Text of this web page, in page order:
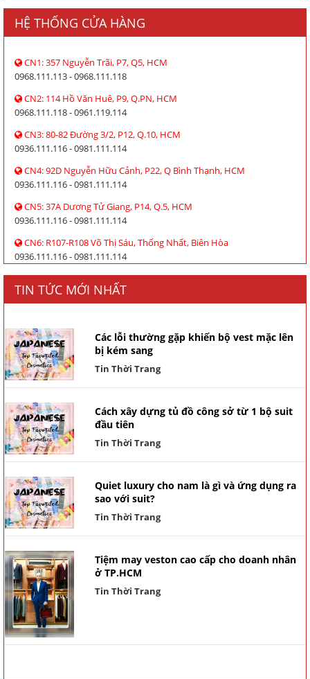
HỆ THỐNG CỬA HÀNG
CN1: 357 Nguyễn Trãi, P7, Q5, HCM
0968.111.113 - 0968.111.118
CN2: 114 Hồ Văn Huê, P9, Q.PN, HCM
0968.111.118 - 0961.119.114
CN3: 80-82 Đường 3/2, P12, Q.10, HCM
0936.111.116 - 0981.111.114
CN4: 92D Nguyễn Hữu Cảnh, P22, Q Bình Thạnh, HCM
0936.111.116 - 0981.111.114
CN5: 37A Dương Tử Giang, P14, Q.5, HCM
0936.111.116 - 0981.111.114
CN6: R107-R108 Võ Thị Sáu, Thống Nhất, Biên Hòa
0936.111.116 - 0981.111.114
TIN TỨC MỚI NHẤT
Các lỗi thường gặp khiến bộ vest mặc lên
bị kém sang
Tin Thời Trang
Cách xây dựng tủ đồ công sở từ 1 bộ suit
đầu tiên
Tin Thời Trang
Quiet luxury cho nam là gì và ứng dụng ra
sao với suit?
Tin Thời Trang
Tiệm may veston cao cấp cho doanh nhân
ở TP.HCM
Tin Thời Trang